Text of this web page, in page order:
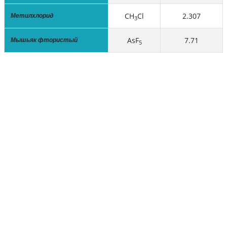
Метилхлорид CH3Cl 2.307
Мышьяк фтористый AsF5 7.71